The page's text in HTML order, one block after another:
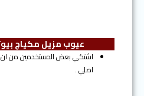
عيوب مزيل مكياج
اشتكي بعض المستخدمين من ان
اصلي .